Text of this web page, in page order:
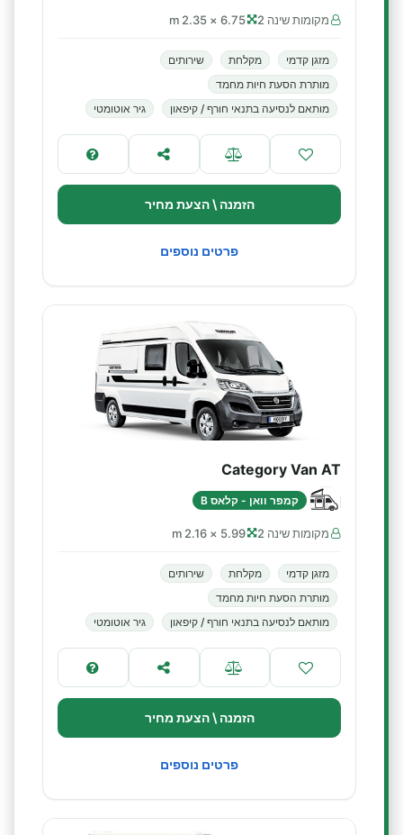
מקומות שינה 2 6.75 × 2.35 m
מזגן קדמי מקלחת
שירותים
מותרת הסעת חיות מחמד
מותאם לנסיעה בתנאי חורף / קיפאון
גיר אוטומטי
הזמנה \ הצעת מחיר
פרטים נוספים
Category Van AT
קמפר וואן - קלאס B
מקומות שינה 2 5.99 × 2.16 m
מזגן קדמי מקלחת
שירותים
מותרת הסעת חיות מחמד
מותאם לנסיעה בתנאי חורף / קיפאון
גיר אוטומטי
הזמנה \ הצעת מחיר
פרטים נוספים